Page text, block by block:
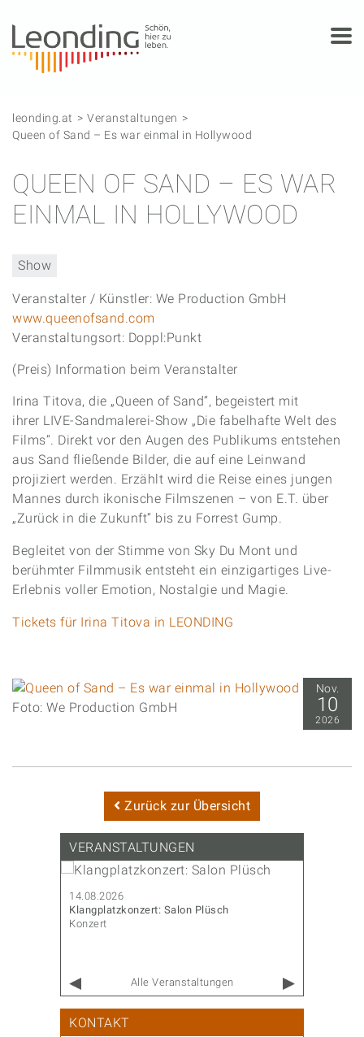
leonding.at
Veranstaltungen
Queen of Sand – Es war einmal in Hollywood
QUEEN OF SAND – ES WAR
EINMAL IN HOLLYWOOD
Show
Veranstalter / Künstler: We Production GmbH
www.queenofsand.com
Veranstaltungsort: Doppl:Punkt
(Preis) Information beim Veranstalter
Irina Titova, die „Queen of Sand“, begeistert mit
ihrer LIVE-Sandmalerei-Show „Die fabelhafte Welt des
Films“. Direkt vor den Augen des Publikums entstehen
aus Sand fließende Bilder, die auf eine Leinwand
projiziert werden. Erzählt wird die Reise eines jungen
Mannes durch ikonische Filmszenen – von E.T. über
„Zurück in die Zukunft“ bis zu Forrest Gump.
Begleitet von der Stimme von Sky Du Mont und
berühmter Filmmusik entsteht ein einzigartiges Live-
Erlebnis voller Emotion, Nostalgie und Magie.
Tickets für Irina Titova in LEONDING
Nov.
10
2026
Foto: We Production GmbH
Zurück zur Übersicht
VERANSTALTUNGEN
14.08.2026
Klangplatzkonzert: Salon Plüsch
Konzert
Alle Veranstaltungen
KONTAKT